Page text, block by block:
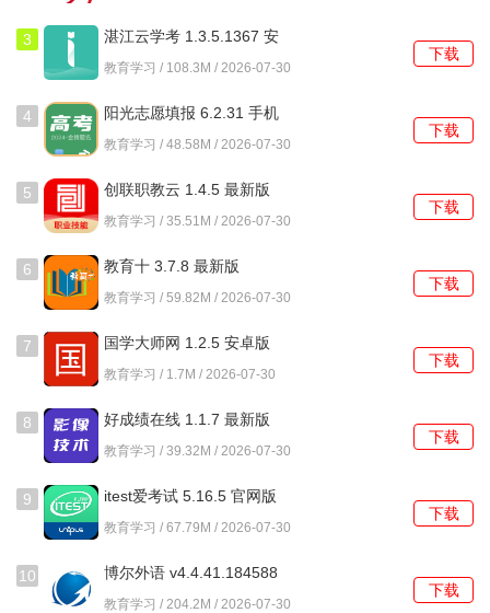
3
湛江云学考 1.3.5.1367 安
卓版
教育学习 / 108.3M / 2026-07-30
下载
4
阳光志愿填报 6.2.31 手机
版
教育学习 / 48.58M / 2026-07-30
下载
5 创联职教云 1.4.5 最新版
教育学习 / 35.51M / 2026-07-30
下载
6 教育十 3.7.8 最新版
教育学习 / 59.82M / 2026-07-30
下载
7 国学大师网 1.2.5 安卓版
教育学习 / 1.7M / 2026-07-30
下载
8 好成绩在线 1.1.7 最新版
教育学习 / 39.32M / 2026-07-30
下载
9 itest爱考试 5.16.5 官网版
教育学习 / 67.79M / 2026-07-30
下载
10
博尔外语 v4.4.41.184588
官方版
教育学习 / 204.2M / 2026-07-30
下载